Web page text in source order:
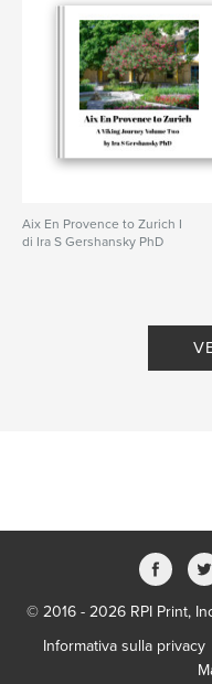
Aix En Provence to Zurich I
di Ira S Gershansky PhD
© 2016 - 2026 RPI Print,
Informativa sulla privacy